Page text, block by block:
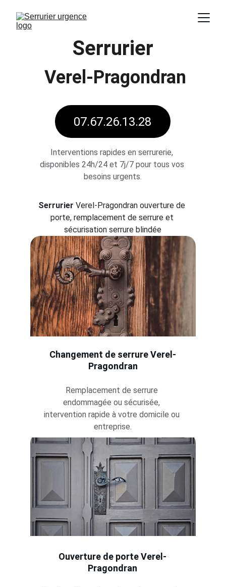
Interventions rapides en serrurerie,
disponibles 24h/24 et 7j/7 pour tous vos
besoins urgents.
Serrurier Verel-Pragondran ouverture de
porte, remplacement de serrure et
sécurisation serrure blindée
Ouverture de porte Verel-
Pragondran
Changement de serrure Verel-
Pragondran
Remplacement de serrure
endommagée ou sécurisée,
intervention rapide à votre domicile ou
entreprise.
Serrurier
Verel-Pragondran
07.67.26.13.28